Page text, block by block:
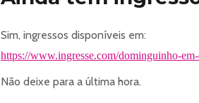
Sim, ingressos disponíveis em:
https://www.ingresse.com/dominguinho-
Não deixe para a última hora.